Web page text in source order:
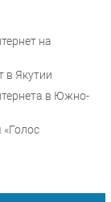
на
в Якутии
в Южно-
«Голос